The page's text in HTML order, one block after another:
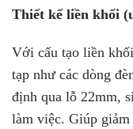
Thiết kế liền khối
Với cấu tạo liền
tạp như các dòng
định qua lỗ 22mm,
làm việc. Giúp